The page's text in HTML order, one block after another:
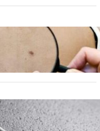
ale Cancerului de Piele:
a Ne Proteja
Pe Timp de Noapte:
Asupra Bateriei